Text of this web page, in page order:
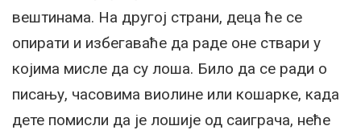
вештинама. На другој страни, деца ће се
опирати и избегаваће да раде оне ствари у
којима мисле да су лоша. Било да се ради о
писању, часовима виолине или кошарке, када
дете помисли да је лошије од саиграча, неће